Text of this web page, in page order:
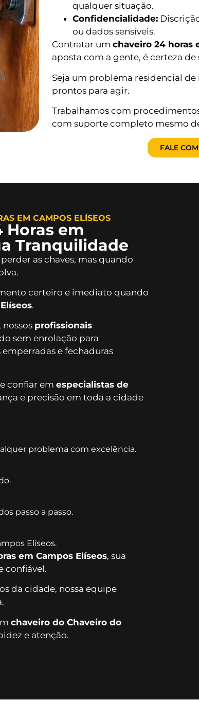
qualquer situação.
Confidencialidade:
ou dados sensíveis.
Contratar um chaveiro 24 horas
aposta com a gente, é certeza de
Seja um problema residencial
prontos para agir.
Trabalhamos com
com suporte completo mesmo
FALE
EM CAMPOS ELÍSEOS
Horas em
Tranquilidade
as chaves, mas quando
certeiro e imediato quando
.
profissionais
sem enrolação para
e fechaduras
confiar em especialistas de
e precisão em toda a cidade
problema com excelência.
passo a passo.
Elíseos.
em Campos Elíseos, sua
confiável.
da cidade, nossa equipe
chaveiro do Chaveiro do
e atenção.